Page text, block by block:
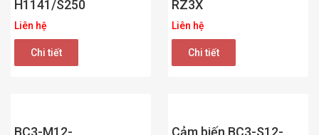
H1141/S250
Liên hệ
Chi tiết
RZ3X
Liên hệ
Chi tiết